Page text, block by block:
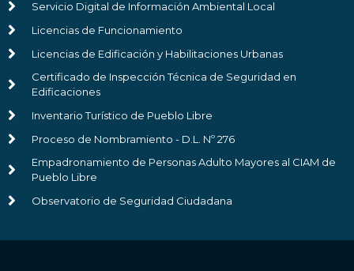
Servicio Digital de Información Ambiental Local
Licencias de Funcionamiento
Licencias de Edificación y Habilitaciones Urbanas
Certificado de Inspección Técnica de Seguridad en
Edificaciones
Inventario Turístico de Pueblo Libre
Proceso de Nombramiento - D.L. Nº 276
Empadronamiento de Personas Adulto Mayores al CIAM de
Pueblo Libre
Observatorio de Seguridad Ciudadana